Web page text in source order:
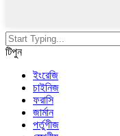
টিপুন
ইংরেজি
চাইনিজ
ফরাসি
জার্মান
পর্তুগীজ